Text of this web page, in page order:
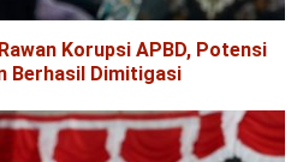
Korupsi APBD, Potensi
Berhasil Dimitigasi